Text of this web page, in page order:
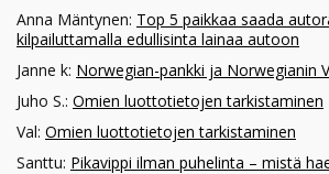
Anna Mäntynen: Top 5 paikkaa saada
kilpailuttamalla edullisinta lainaa autoon
Janne k: Norwegian-pankki ja Norwegianin
Juho S.: Omien luottotietojen tarkistaminen
Val: Omien luottotietojen tarkistaminen
Santtu: Pikavippi ilman puhelinta – mistä